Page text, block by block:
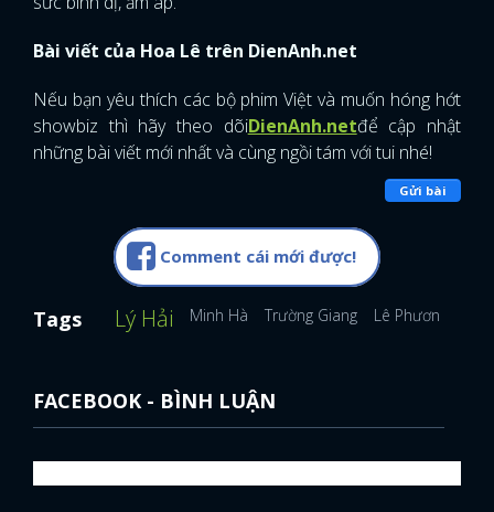
Bài viết của Hoa Lê trên DienAnh.net
Nếu bạn yêu thích các bộ phim Việt và muốn hóng hớt
showbiz thì hãy theo dõiDienAnh.netđể cập nhật
những bài viết mới nhất và cùng ngồi tám với tui nhé!
Gửi bài
Comment cái mới được!
Tags Lý Hải Minh Hà Trường Giang Lê Phương
FACEBOOK - BÌNH LUẬN